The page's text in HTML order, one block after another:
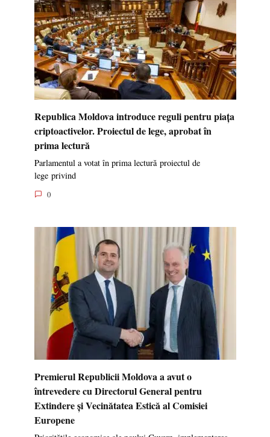
Republica Moldova introduce reguli pentru piața
criptoactivelor. Proiectul de lege, aprobat în
prima lectură
Parlamentul a votat în prima lectură proiectul de
lege privind
0
Premierul Republicii Moldova a avut o
întrevedere cu Directorul General pentru
Extindere și Vecinătatea Estică al Comisiei
Europene